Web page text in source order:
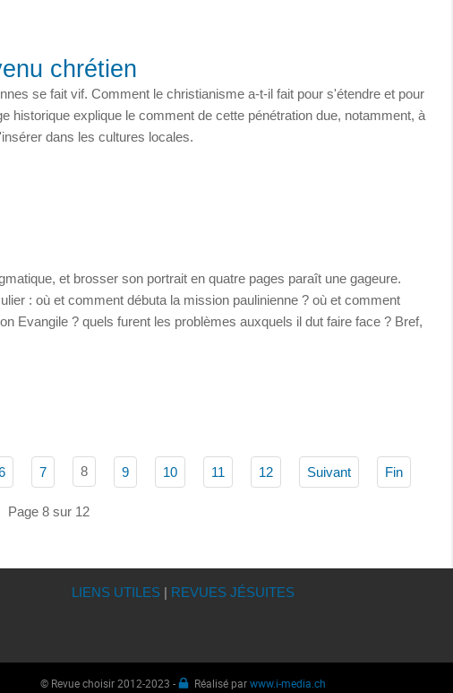
chrétien
se fait vif. Comment le christianisme a-t-il fait pour s'étendre et pour
historique explique le comment de cette pénétration due, notamment, à
dans les cultures locales.
et brosser son portrait en quatre pages paraît une gageure.
: où et comment débuta la mission paulinienne ? où et comment
Evangile ? quels furent les problèmes auxquels il dut faire face ? Bref,
7 8 9 10 11 12 Suivant Fin
Page 8 sur 12
LIENS UTILES| REVUES JÉSUITES
© Revue choisir 2012-2023 - Réalisé parwww.i-media.ch